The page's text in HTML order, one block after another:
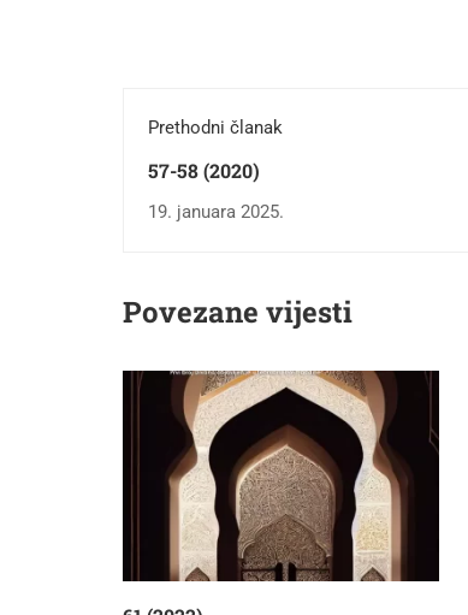
Prethodni članak
57-58 (2020)
19. januara 2025.
Povezane vijesti